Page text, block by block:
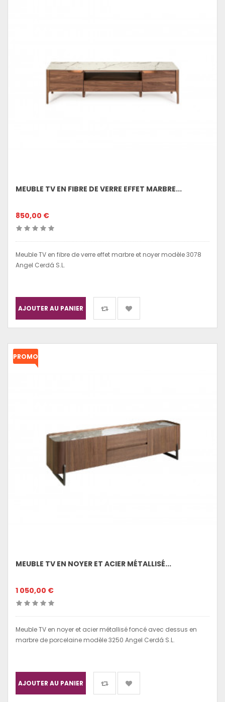
MEUBLE TV EN FIBRE DE VERRE EFFET MARBRE...
850,00 €
Meuble TV en fibre de verre effet marbre et noyer modèle 3078
Angel Cerdá S.L.
AJOUTER AU PANIER
PROMO
MEUBLE TV EN NOYER ET ACIER MÉTALLISÉ...
1 050,00 €
Meuble TV en noyer et acier métallisé foncé avec dessus en
marbre de porcelaine modèle 3250 Angel Cerdá S.L.
AJOUTER AU PANIER